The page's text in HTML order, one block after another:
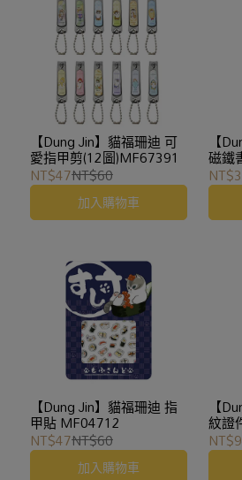
【Dung Jin】貓福珊迪 可
愛指甲剪(12圖)MF67391
NT$47NT$60
加入購物車
【
磁鐵
【Dung Jin】貓福珊迪 指
甲貼 MF04712
NT$47NT$60
加入購物車
【
紋證